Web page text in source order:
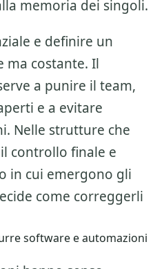
memoria dei singoli.
e definire un
ma costante. Il
a punire il team,
e a evitare
Nelle strutture che
controllo finale e
in cui emergono gli
come correggerli
software e automazioni